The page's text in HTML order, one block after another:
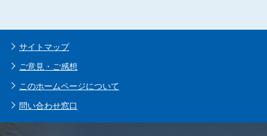
サイトマップ
ご意見・ご感想
このホームページについて
問い合わせ窓口